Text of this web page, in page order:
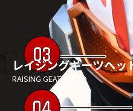
レイジングギーツヘッ
RAISING GEATS HEAD